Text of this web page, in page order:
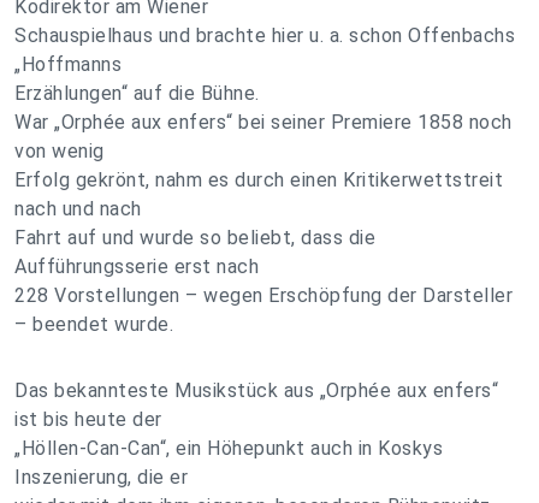
Kodirektor am Wiener
Schauspielhaus und brachte hier u. a. schon Offenbachs
„Hoffmanns
Erzählungen“ auf die Bühne.
War „Orphée aux enfers“ bei seiner Premiere 1858 noch
von wenig
Erfolg gekrönt, nahm es durch einen Kritikerwettstreit
nach und nach
Fahrt auf und wurde so beliebt, dass die
Aufführungsserie erst nach
228 Vorstellungen – wegen Erschöpfung der Darsteller
– beendet wurde.
Das bekannteste Musikstück aus „Orphée aux enfers“
ist bis heute der
„Höllen-Can-Can“, ein Höhepunkt auch in Koskys
Inszenierung, die er